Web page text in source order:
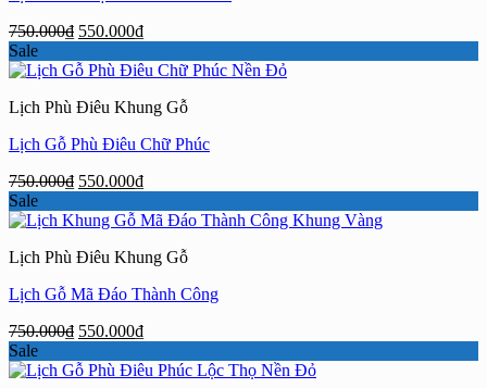
750.000₫ Giá
là:
550.000₫Giá
tại
550.000₫.
Sale
Lịch Phù Điêu Khung Gỗ
Lịch Gỗ Phù Điêu Chữ Phúc
750.000₫ Giá
là:
550.000₫Giá
tại
550.000₫.
Sale
Lịch Phù Điêu Khung Gỗ
Lịch Gỗ Mã Đáo Thành Công
750.000₫ Giá
là:
550.000₫Giá
tại
Sale